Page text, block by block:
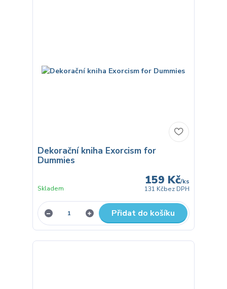
Dekorační kniha Exorcism for
Dummies
159 Kč/ks
131 Kčbez DPH
Skladem
Přidat do košíku